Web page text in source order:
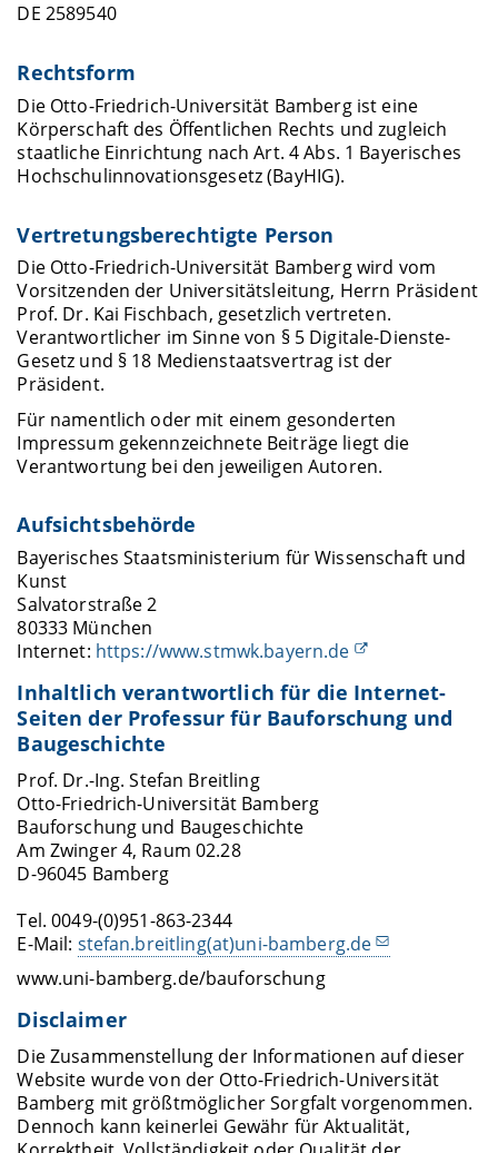
DE 2589540
Rechtsform
Die Otto-Friedrich-Universität Bamberg ist eine
Körperschaft des Öffentlichen Rechts und zugleich
staatliche Einrichtung nach Art. 4 Abs. 1 Bayerisches
Hochschulinnovationsgesetz (BayHIG).
Vertretungsberechtigte Person
Die Otto-Friedrich-Universität Bamberg wird vom
Vorsitzenden der Universitätsleitung, Herrn Präsident
Prof. Dr. Kai Fischbach, gesetzlich vertreten.
Verantwortlicher im Sinne von § 5 Digitale-Dienste-
Gesetz und § 18 Medienstaatsvertrag ist der
Präsident.
Für namentlich oder mit einem gesonderten
Impressum gekennzeichnete Beiträge liegt die
Verantwortung bei den jeweiligen Autoren.
Aufsichtsbehörde
Bayerisches Staatsministerium für Wissenschaft und
Kunst
Salvatorstraße 2
80333 München
Internet: https://www.stmwk.bayern.de
Inhaltlich verantwortlich für die Internet-
Seiten der Professur für Bauforschung und
Baugeschichte
Prof. Dr.-Ing. Stefan Breitling
Otto-Friedrich-Universität Bamberg
Bauforschung und Baugeschichte
Am Zwinger 4, Raum 02.28
D-96045 Bamberg
Tel. 0049-(0)951-863-2344
E-Mail: stefan.breitling(at)uni-bamberg.de
www.uni-bamberg.de/bauforschung
Disclaimer
Die Zusammenstellung der Informationen auf dieser
Website wurde von der Otto-Friedrich-Universität
Bamberg mit größtmöglicher Sorgfalt vorgenommen.
Dennoch kann keinerlei Gewähr für Aktualität,